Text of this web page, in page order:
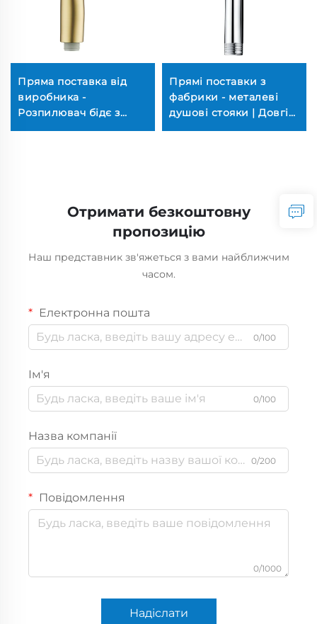
Пряма поставка від
виробника -
Розпилювач бідє з
високим тиском 100PSI
Прямі поставки з
фабрики - металеві
душові стояки | Довгі
хромовані (не
Отримати безкоштовну
пропозицію
Наш представник зв'яжеться з вами найближчим
часом.
Електронна пошта
0/100
Ім'я
0/100
Назва компанії
0/200
Повідомлення
0/1000
Надіслати